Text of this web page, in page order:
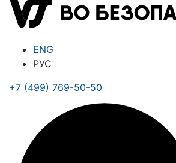
ENG
РУС
+7 (499) 769-50-50